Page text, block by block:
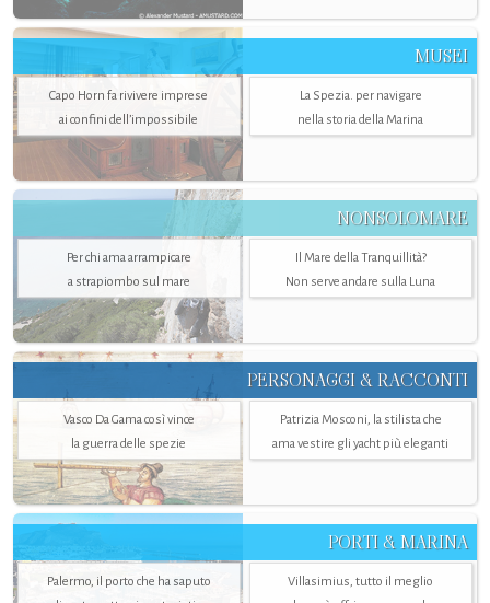
MUSEI
Capo Horn fa rivivere imprese
ai confini dell’impossibile
La Spezia. per navigare
nella storia della Marina
NONSOLOMARE
Per chi ama arrampicare
a strapiombo sul mare
Il Mare della Tranquillità?
Non serve andare sulla Luna
PERSONAGGI & RACCONTI
Vasco Da Gama così vince
la guerra delle spezie
Patrizia Mosconi, la stilista che
ama vestire gli yacht più eleganti
PORTI & MARINA
Palermo, il porto che ha saputo
Villasimius, tutto il meglio